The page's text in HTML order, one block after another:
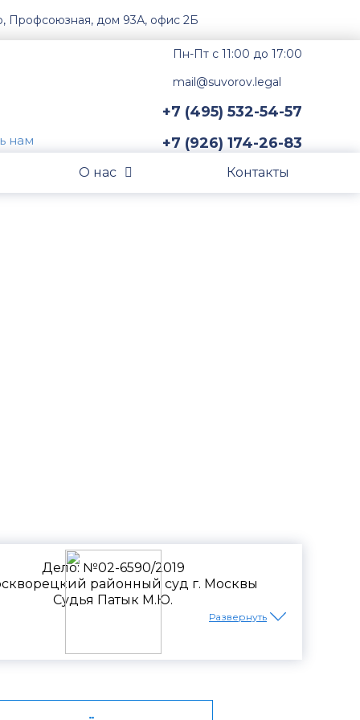
Профсоюзная, дом 93А, офис 2Б
Пн-Пт с 11:00 до 17:00
mail@suvorov.legal
+7 (495) 532-54-57
+7 (926) 174-26-83
О нас Контакты
Дело: №02-6590/2019
районный суд г. Москвы
Судья Патык М.Ю.
в пользу банка —
рублей.
Развернуть